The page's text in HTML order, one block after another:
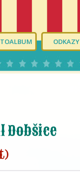
ODKAZY